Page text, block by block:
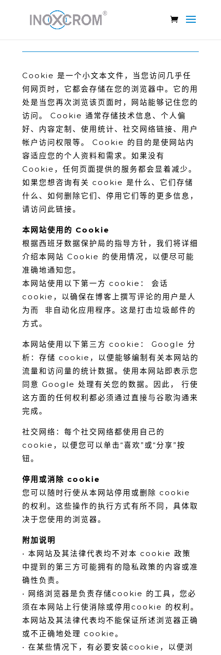
Cookie 政策
Cookie 是⼀个⼩⽂本⽂件，当您访问⼏乎任
何⽹⻚时，它都会存储在您的浏览器中。它的⽤
处是当您再次浏览该⻚⾯时，⽹站能够记住您的
访问。 Cookie 通常存储技术信息、个⼈偏
好、内容定制、使⽤统计、社交⽹络链接、⽤户
帐户访问权限等。 Cookie 的⽬的是使⽹站内
容适应您的个⼈资料和需求。如果没有
Cookie，任何⻚⾯提供的服务都会显着减少。
如果您想咨询有关 cookie 是什么、它们存储
什么、如何删除它们、停⽤它们等的更多信息，
请访问此链接。
本⽹站使⽤的 Cookie
根据⻄班⽛数据保护局的指导⽅针，我们将详细
介绍本⽹站 Cookie 的使⽤情况，以便尽可能
准确地通知您。
本⽹站使⽤以下第⼀⽅ cookie： 会话
cookie，以确保在博客上撰写评论的⽤户是⼈
为⽽ ⾮⾃动化应⽤程序。这是打击垃圾邮件的
⽅式。
本⽹站使⽤以下第三⽅ cookie： Google 分
析：存储 cookie，以便能够编制有关本⽹站的
流量和访问量的统计数据。使⽤本⽹站即表示您
同意 Google 处理有关您的数据。因此， ⾏使
这⽅⾯的任何权利都必须通过直接与⾕歌沟通来
完成。
社交⽹络：每个社交⽹络都使⽤⾃⼰的
cookie，以便您可以单击“喜欢”或“分享”按
钮。
停⽤或消除 cookie
您可以随时⾏使从本⽹站停⽤或删除 cookie
的权利。这些操作的执⾏⽅式有所不同，具体取
决于您使⽤的浏览器。
附加说明
• 本⽹站及其法律代表均不对本 cookie 政策
中提到的第三⽅可能拥有的隐私政策的内容或准
确性负责。
• ⽹络浏览器是负责存储cookie 的⼯具，您必
须在本⽹站上⾏使消除或停⽤cookie 的权利。
本⽹站及其法律代表均不能保证所述浏览器正确
或不正确地处理 cookie。
• 在某些情况下，有必要安装cookie，以便浏